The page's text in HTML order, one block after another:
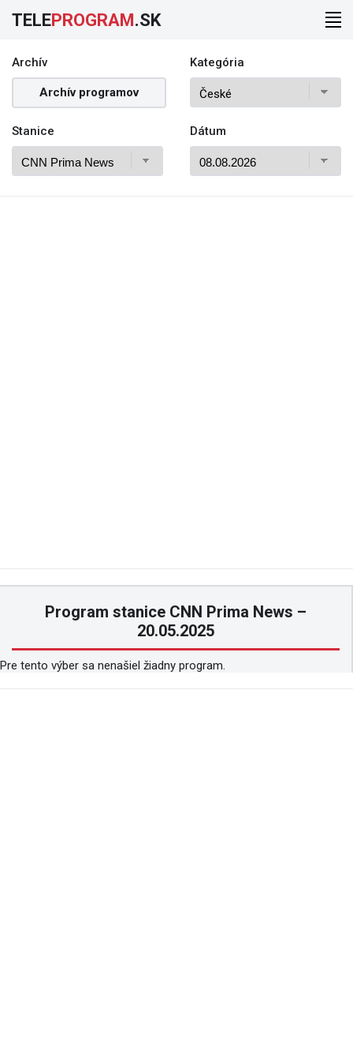
TELEPROGRAM.SK
Archív
Archív programov
Kategória
Stanice Dátum
Program stanice CNN Prima News –
20.05.2025
Pre tento výber sa nenašiel žiadny program.